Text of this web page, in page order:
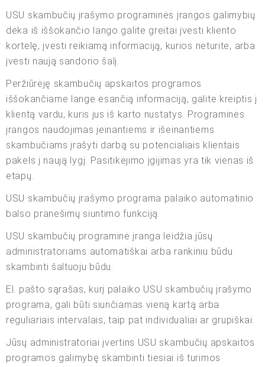
USU skambučių įrašymo programinės įrangos galimybių
dėka iš iššokančio lango galite greitai įvesti kliento
kortelę, įvesti reikiamą informaciją, kurios neturite, arba
įvesti naują sandorio šalį.
Peržiūrėję skambučių apskaitos programos
iššokančiame lange esančią informaciją, galite kreiptis į
klientą vardu, kuris jus iš karto nustatys. Programinės
įrangos naudojimas įeinantiems ir išeinantiems
skambučiams įrašyti darbą su potencialiais klientais
pakels į naują lygį. Pasitikėjimo įgijimas yra tik vienas iš
etapų.
USU skambučių įrašymo programa palaiko automatinio
balso pranešimų siuntimo funkciją.
USU skambučių programinė įranga leidžia jūsų
administratoriams automatiškai arba rankiniu būdu
skambinti šaltuoju būdu.
El. pašto sąrašas, kurį palaiko USU skambučių įrašymo
programa, gali būti siunčiamas vieną kartą arba
reguliariais intervalais, taip pat individualiai ar grupiškai.
Jūsų administratoriai įvertins USU skambučių apskaitos
programos galimybę skambinti tiesiai iš turimos